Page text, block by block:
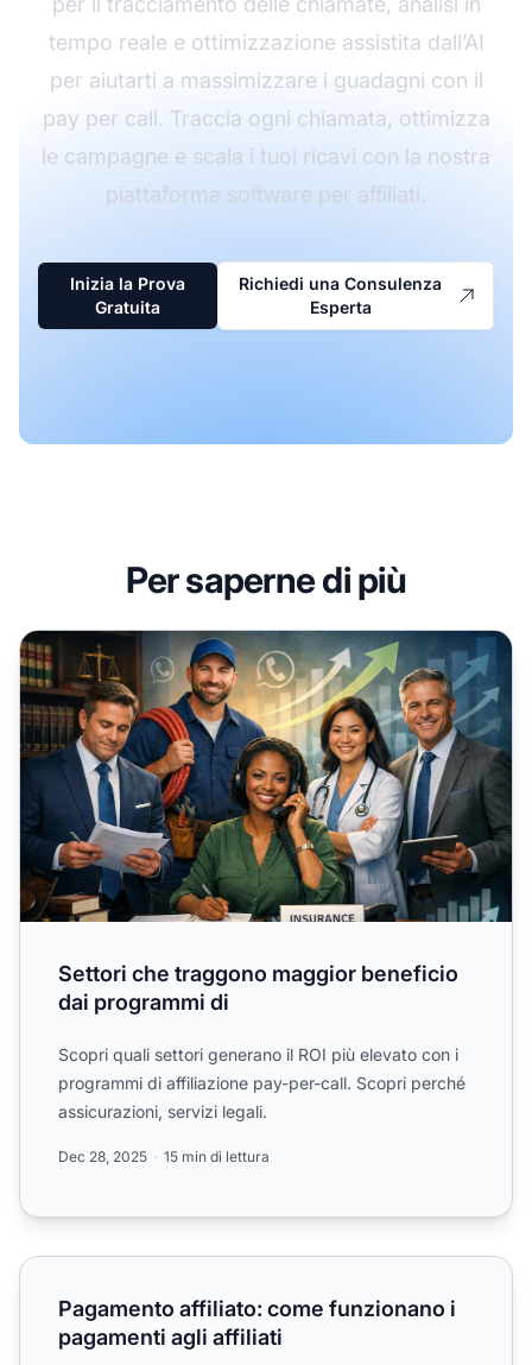
tempo reale e ottimizzazione assistita dall’AI
per aiutarti a massimizzare i guadagni con il
pay per call. Traccia ogni chiamata, ottimizza
le campagne e scala i tuoi ricavi con la nostra
piattaforma software per affiliati.
Inizia la Prova
Gratuita
Richiedi una Consulenza
Esperta
Per saperne di più
Settori che traggono maggior beneficio dai programmi di
Settori che traggono maggior beneficio
dai programmi di
Scopri quali settori generano il ROI più elevato con i
programmi di affiliazione pay-per-call. Scopri perché
assicurazioni, servizi legali.
Dec 28, 2025 15 min di lettura
Pagamento affiliato: come funzionano i pagamenti agli
Pagamento affiliato: come funzionano i
pagamenti agli affiliati